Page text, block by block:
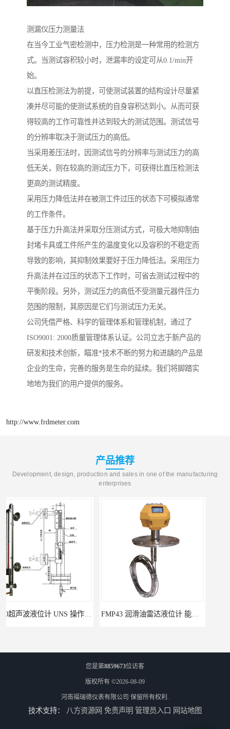
测漏仪压力测量法
在当今工业气密检测中，压力检测是一种常用的检测方
式。当测试容积较小时，泄漏率的设定可从0.1/min开
始。
以直压检测法为前提，可使测试装置的结构设计尽量紧
凑并尽可能的使测试系统的自身容积达到小。从而可获
得较高的工作可靠性并达到较大的测试范围。测试信号
的分辨率取决于测试压力的高低。
当采用差压法时，因测试信号的分辨率与测试压力的高
低无关，则在较高的测试压力下，可获得比直压检测法
更高的测试精度。
采用压力降低法并在被测工件过压的状态下可模拟通常
的工作条件。
基于压力升高法并采取分压测试方式，可极大地抑制由
封堵卡具或工件所产生的温度变化以及容积的不稳定而
导致的影响，其抑制效果要好于压力降低法。采用压力
升高法并在过压的状态下工作时，可省去测试过程中的
平衡阶段。另外，测试压力的高低不受测量元器件压力
范围的限制，其原因是它们与测试压力无关。
公司凭借严格、科学的管理体系和管理机制，通过了
ISO9001: 2000质量管理体系认证。公司立志于新产品的
研发和技术创新，瞄准*技术不断的努力和进龋的产品是
企业的生命，完善的服务是生命的延续。我们将脚踏实
地地为我们的用户提供的服务。
http://www.frdmeter.com
产品推荐
Development, design, production and sales in one of the manufacturing
enterprises
FMP43 润滑油雷达液位计 能够提供定制服务
您是第8859673位访客
版权所有 ©2026-08-09
河南福瑞德仪表有限公司 保留所有权利.
技术支持： 八方资源网 免责声明 管理员入口 网站地图